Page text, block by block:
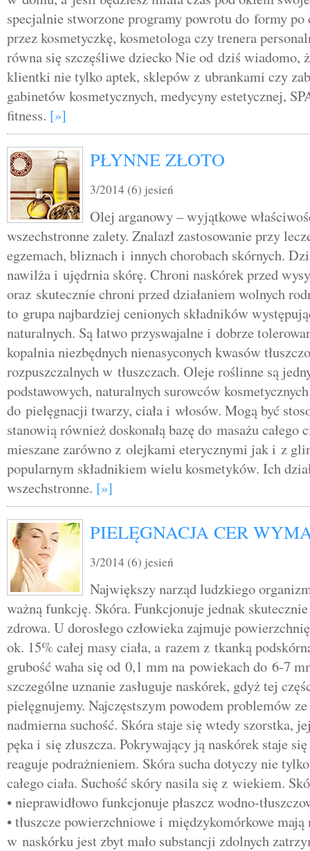
specjalnie stworzone programy powrotu do formy po
przez kosmetyczkę, kosmetologa czy trenera
równa się szczęśliwe dziecko Nie od dziś wiadomo,
klientki nie tylko aptek, sklepów z ubrankami czy
gabinetów kosmetycznych, medycyny estetycznej,
fitness. [»]
PŁYNNE ZŁOTO
3/2014 (6) jesień
Olej arganowy – wyjątkowe
wszechstronne zalety. Znalazł zastosowanie przy
egzemach, bliznach i innych chorobach skórnych.
nawilża i ujędrnia skórę. Chroni naskórek przed
oraz skutecznie chroni przed działaniem wolnych
to grupa najbardziej cenionych składników
naturalnych. Są łatwo przyswajalne i dobrze
kopalnia niezbędnych nienasyconych kwasów
rozpuszczalnych w tłuszczach. Oleje roślinne są
podstawowych, naturalnych surowców
do pielęgnacji twarzy, ciała i włosów. Mogą być
stanowią również doskonałą bazę do masażu całego
mieszane zarówno z olejkami eterycznymi jak i z
popularnym składnikiem wielu kosmetyków. Ich
wszechstronne. [»]
PIELĘGNACJA CER
3/2014 (6) jesień
Największy narząd ludzkiego
ważną funkcję. Skóra. Funkcjonuje jednak
zdrowa. U dorosłego człowieka zajmuje
ok. 15% całej masy ciała, a razem z tkanką
grubość waha się od 0,1 mm na powiekach do 6-7
szczególne uznanie zasługuje naskórek, gdyż tej
pielęgnujemy. Najczęstszym powodem problemów
nadmierna suchość. Skóra staje się wtedy szorstka,
pęka i się złuszcza. Pokrywający ją naskórek staje
reaguje podrażnieniem. Skóra sucha dotyczy nie
całego ciała. Suchość skóry nasila się z wiekiem.
• nieprawidłowo funkcjonuje płaszcz wodno-
• tłuszcze powierzchniowe i międzykomórkowe mają
w naskórku jest zbyt mało substancji zdolnych